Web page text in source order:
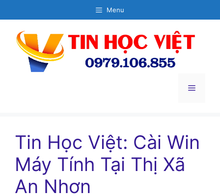
đến
dung
Menu
Menu
Tin Học Việt: Cài Win
Máy Tính Tại Thị Xã
An Nhơn